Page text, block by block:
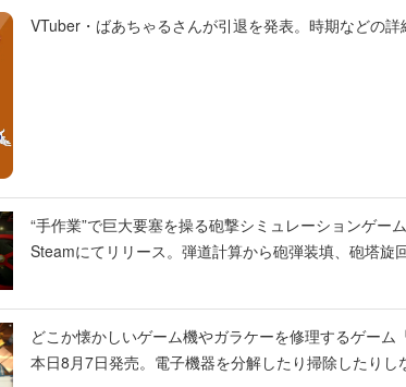
VTuber・ばあちゃるさんが引退を発表。時期などの
“手作業”で巨大要塞を操る砲撃シミュレーションゲー
Steamにてリリース。弾道計算から砲弾装填、砲塔旋
どこか懐かしいゲーム機やガラケーを修理するゲー
本日8月7日発売。電子機器を分解したり掃除したり